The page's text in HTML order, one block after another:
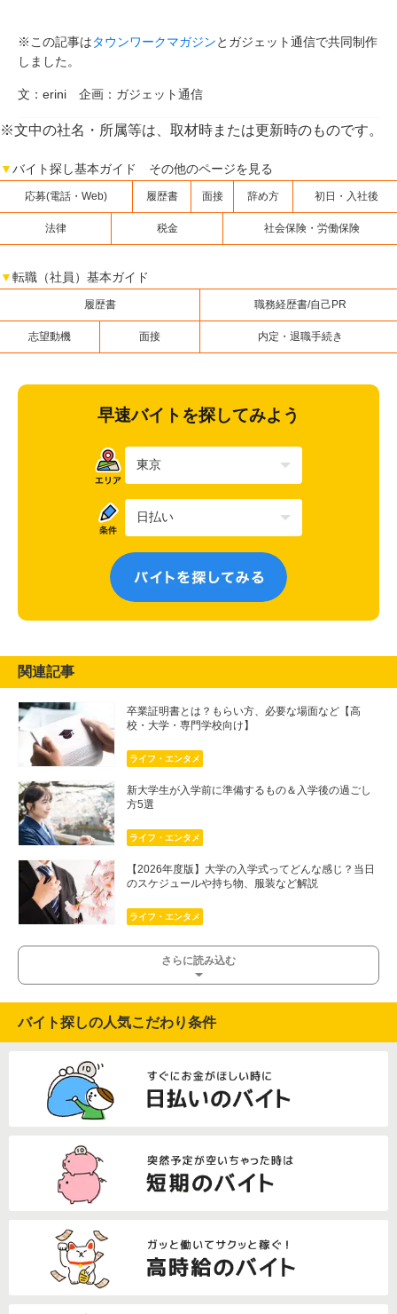
※この記事はタウンワークマガジンとガジェット通信で共同制作
しました。
文：erini 企画：ガジェット通信
※文中の社名・所属等は、取材時または更新時のものです。
▼バイト探し基本ガイド その他のページを見る
応募(電話・Web) 履歴書 面接 辞め方 初日・入社後
法律 税金 社会保険・労働保険
▼転職（社員）基本ガイド
履歴書 職務経歴書/自己PR
志望動機 面接 内定・退職手続き
早速バイトを探してみよう
関連記事
卒業証明書とは？もらい方、必要な場面など【高
校・大学・専門学校向け】
ライフ・エンタメ
新大学生が入学前に準備するもの＆入学後の過ごし
方5選
ライフ・エンタメ
【2026年度版】大学の入学式ってどんな感じ？当日
のスケジュールや持ち物、服装など解説
ライフ・エンタメ
さらに読み込む
バイト探しの人気こだわり条件